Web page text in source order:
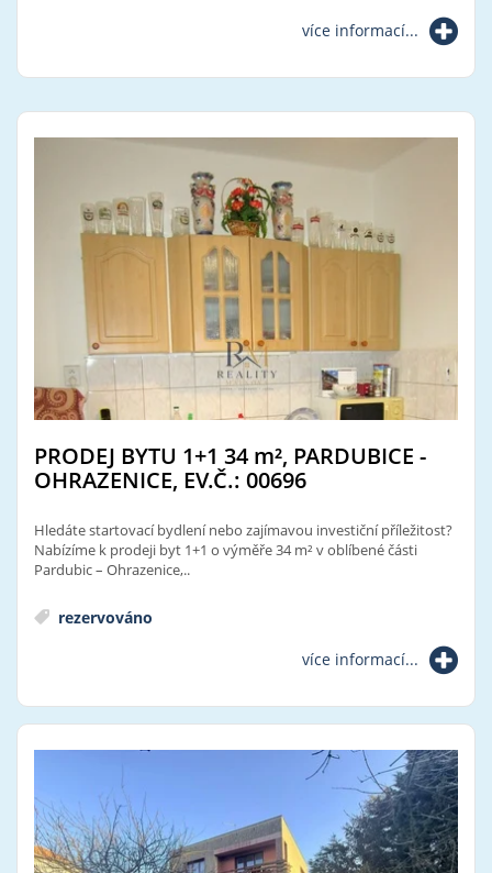
více informací...
PRODEJ BYTU 1+1 34 m², PARDUBICE -
OHRAZENICE, EV.Č.: 00696
Hledáte startovací bydlení nebo zajímavou investiční příležitost?
Nabízíme k prodeji byt 1+1 o výměře 34 m² v oblíbené části
Pardubic – Ohrazenice,..
rezervováno
více informací...